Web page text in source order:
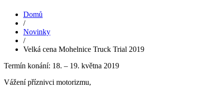
Domů
/
Novinky
/
Velká cena Mohelnice Truck Trial 2019
Termín konání: 18. – 19. května 2019
Vážení příznivci motorizmu,